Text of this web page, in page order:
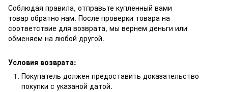
Соблюдая правила, отправьте купленный вами
товар обратно нам. После проверки товара на
соответствие для возврата, мы вернем деньги или
обменяем на любой другой.
Условия возврата:
Покупатель должен предоставить доказательство
покупки с указаной датой.